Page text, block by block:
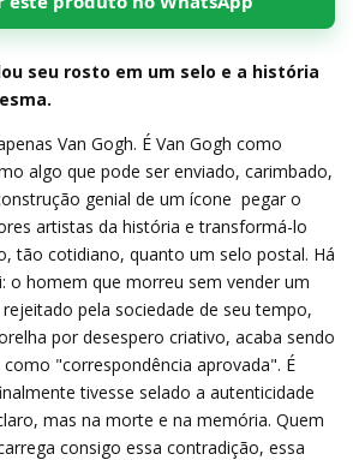
seu rosto em um selo e a história
Van Gogh. É Van Gogh como
algo que pode ser enviado, carimbado,
genial de um ícone  pegar o
artistas da história e transformá-lo
tão cotidiano, quanto um selo postal. Há
o homem que morreu sem vender um
pela sociedade de seu tempo,
por desespero criativo, acaba sendo
"correspondência aprovada". É
tivesse selado a autenticidade
mas na morte e na memória. Quem
consigo essa contradição, essa